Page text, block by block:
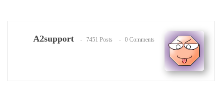
A2support 7451 Posts 0 Comments